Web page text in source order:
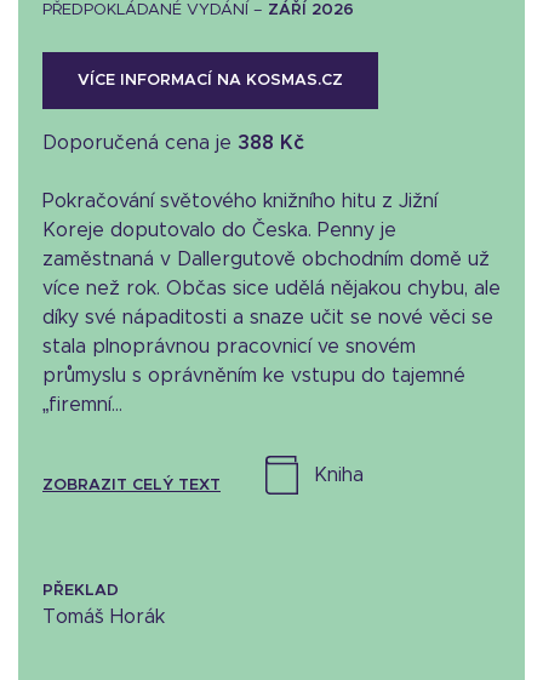
PŘEDPOKLÁDANÉ VYDÁNÍ – ZÁŘÍ 2026
VÍCE INFORMACÍ NA KOSMAS.CZ
Doporučená cena je 388 Kč
Pokračování světového knižního hitu z Jižní
Koreje doputovalo do Česka. Penny je
zaměstnaná v Dallergutově obchodním domě už
více než rok. Občas sice udělá nějakou chybu, ale
díky své nápaditosti a snaze učit se nové věci se
stala plnoprávnou pracovnicí ve snovém
průmyslu s oprávněním ke vstupu do tajemné
„firemní...
ZOBRAZIT CELÝ TEXT
kniha
PŘEKLAD
Tomáš Horák